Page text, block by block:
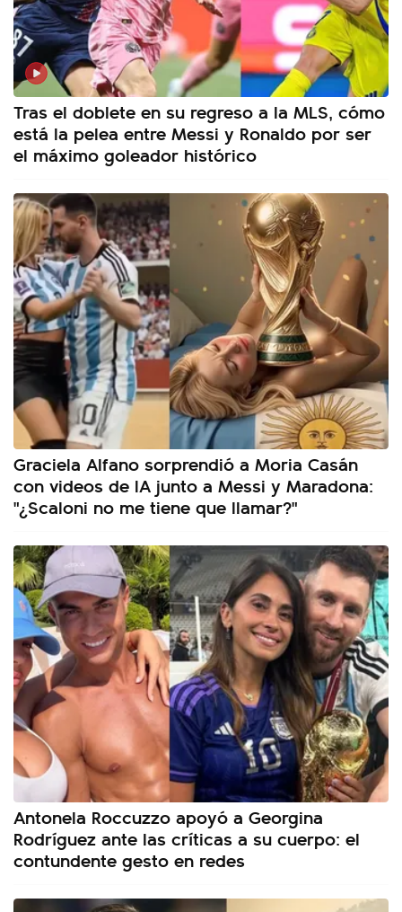
Tras el doblete en su regreso a la MLS, cómo
está la pelea entre Messi y Ronaldo por ser
el máximo goleador histórico
Graciela Alfano sorprendió a Moria Casán
con videos de IA junto a Messi y Maradona:
"¿Scaloni no me tiene que llamar?"
Antonela Roccuzzo apoyó a Georgina
Rodríguez ante las críticas a su cuerpo: el
contundente gesto en redes